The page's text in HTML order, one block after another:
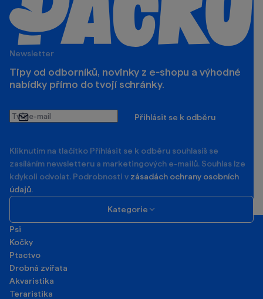
Newsletter
Tipy od odborníků, novinky z e‑shopu a výhodné
nabídky přímo do tvojí schránky.
Tvůj
e-
Přihlásit se k odběru
Kliknutím na tlačítko Příhlásit se k odběru souhlasíš se
zasíláním newsletteru a marketingových e-mailů. Souhlas lze
kdykoli odvolat. Podrobnosti v zásadách ochrany osobních
údajů.
Kategorie
Psi
Kočky
Ptactvo
Drobná zvířata
Akvaristika
Teraristika